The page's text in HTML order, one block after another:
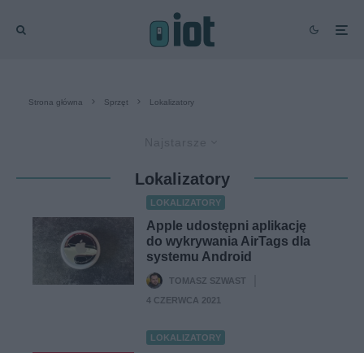
Strona główna Sprzęt Lokalizatory
Lokalizatory
LOKALIZATORY
Apple udostępni aplikację
do wykrywania AirTags dla
systemu Android
TOMASZ SZWAST
4 CZERWCA 2021
LOKALIZATORY